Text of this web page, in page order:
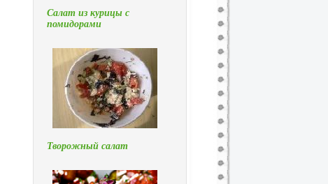
Салат из курицы с
помидорами
Творожный салат